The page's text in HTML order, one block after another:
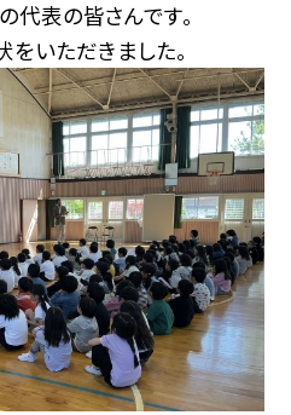
代表の皆さんです。
をいただきました。